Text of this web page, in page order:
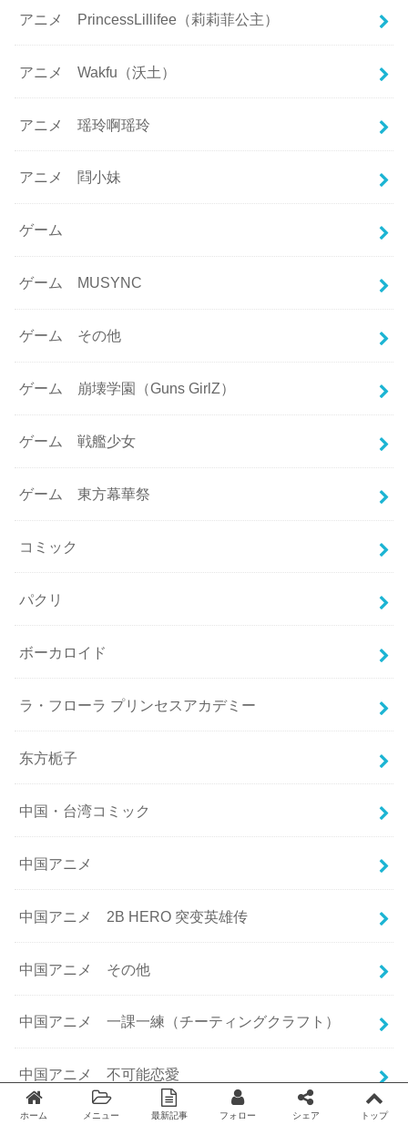
アニメ PrincessLillifee（莉莉菲公主）
アニメ Wakfu（沃土）
アニメ 瑶玲啊瑶玲
アニメ 閰小妹
ゲーム
ゲーム MUSYNC
ゲーム その他
ゲーム 崩壊学園（Guns GirlZ）
ゲーム 戦艦少女
ゲーム 東方幕華祭
コミック
パクリ
ボーカロイド
ラ・フローラ プリンセスアカデミー
东方栀子
中国・台湾コミック
中国アニメ
中国アニメ 2B HERO 突变英雄传
中国アニメ その他
中国アニメ 一課一練（チーティングクラフト）
中国アニメ 不可能恋愛
ホーム メニュー 最新記事 フォロー シェア トップ
Twitter facebook